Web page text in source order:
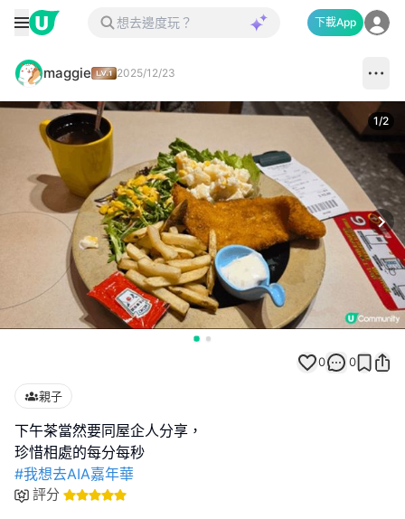
下載App
maggie 2025/12/23
1/2
0 0
親子
下午茶當然要同屋企人分享，
#我想去AIA嘉年華
評分